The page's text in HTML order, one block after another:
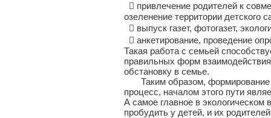
 привлечение родителей к
озеленение территории детского
 выпуск газет, фотогазет,
 анкетирование, проведение
Такая работа с семьей
правильных форм
обстановку в семье.
Таким образом, формирование
процесс, началом этого пути
А самое главное в экологическом
пробудить у детей, и их